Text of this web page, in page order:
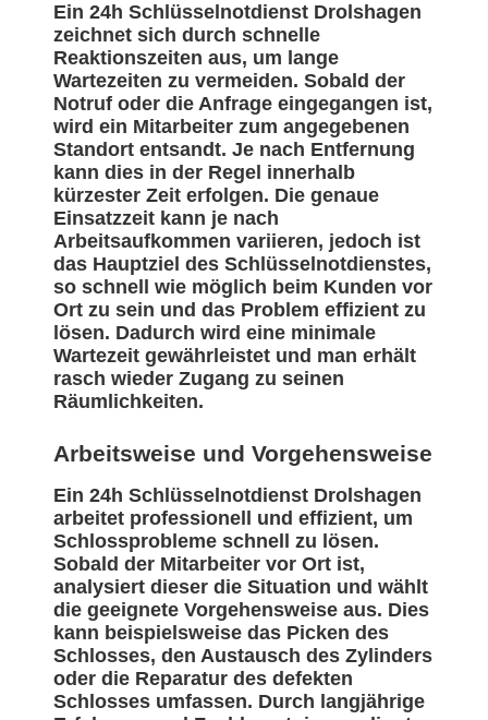
Ein 24h Schlüsselnotdienst Drolshagen
zeichnet sich durch schnelle
Reaktionszeiten aus, um lange
Wartezeiten zu vermeiden. Sobald der
Notruf oder die Anfrage eingegangen ist,
wird ein Mitarbeiter zum angegebenen
Standort entsandt. Je nach Entfernung
kann dies in der Regel innerhalb
kürzester Zeit erfolgen. Die genaue
Einsatzzeit kann je nach
Arbeitsaufkommen variieren, jedoch ist
das Hauptziel des Schlüsselnotdienstes,
so schnell wie möglich beim Kunden vor
Ort zu sein und das Problem effizient zu
lösen. Dadurch wird eine minimale
Wartezeit gewährleistet und man erhält
rasch wieder Zugang zu seinen
Räumlichkeiten.
Arbeitsweise und Vorgehensweise
Ein 24h Schlüsselnotdienst Drolshagen
arbeitet professionell und effizient, um
Schlossprobleme schnell zu lösen.
Sobald der Mitarbeiter vor Ort ist,
analysiert dieser die Situation und wählt
die geeignete Vorgehensweise aus. Dies
kann beispielsweise das Picken des
Schlosses, den Austausch des Zylinders
oder die Reparatur des defekten
Schlosses umfassen. Durch langjährige